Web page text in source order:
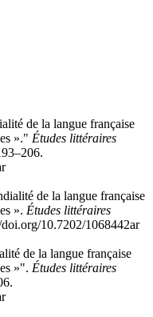
de la langue française
»." Études littéraires
de la langue française
». Études littéraires
10.7202/1068442ar
de la langue française
»". Études littéraires